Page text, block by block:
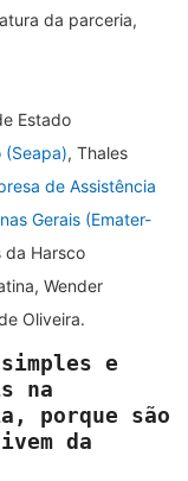
da parceria,
Estado
, Thales
de Assistência
Gerais (Emater-
da Harsco
Wender
Oliveira.
e
na
porque são
da